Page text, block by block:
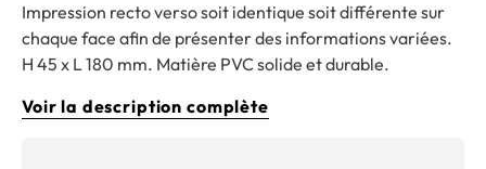
Impression recto verso soit identique soit différente sur
chaque face afin de présenter des informations variées.
H 45 x L 180 mm. Matière PVC solide et durable.
Voir la description complète